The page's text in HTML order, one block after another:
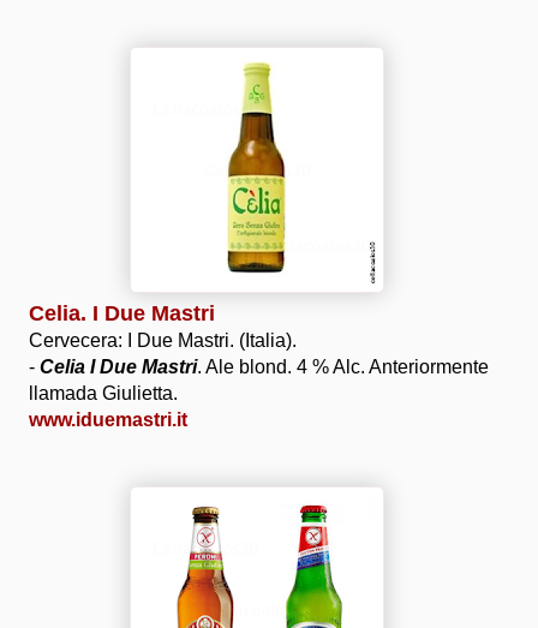
Celia. I Due Mastri
Cervecera: I Due Mastri. (Italia).
- Celia I Due Mastri. Ale blond. 4 % Alc. Anteriormente
llamada Giulietta.
www.iduemastri.it